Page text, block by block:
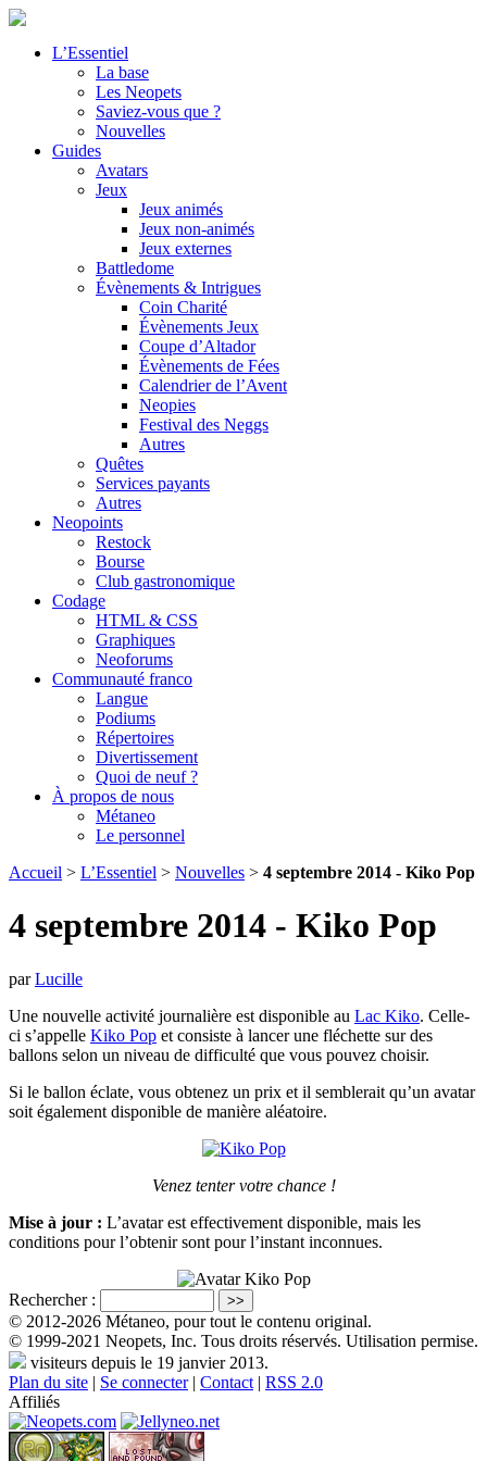
L’Essentiel
La base
Les Neopets
Saviez-vous que ?
Nouvelles
Guides
Avatars
Jeux
Jeux animés
Jeux non-animés
Jeux externes
Battledome
Évènements & Intrigues
Coin Charité
Évènements Jeux
Coupe d’Altador
Évènements de Fées
Calendrier de l’Avent
Neopies
Festival des Neggs
Autres
Quêtes
Services payants
Autres
Neopoints
Restock
Bourse
Club gastronomique
Codage
HTML & CSS
Graphiques
Neoforums
Communauté franco
Langue
Podiums
Répertoires
Divertissement
Quoi de neuf ?
À propos de nous
Métaneo
Le personnel
Accueil > L’Essentiel > Nouvelles > 4 septembre 2014 - Kiko Pop
4 septembre 2014 - Kiko Pop
parLucille
Une nouvelle activité journalière est disponible au Lac Kiko. Celle-
ci s’appelle Kiko Pop et consiste à lancer une fléchette sur des
ballons selon un niveau de difficulté que vous pouvez choisir.
Si le ballon éclate, vous obtenez un prix et il semblerait qu’un avatar
soit également disponible de manière aléatoire.
Venez tenter votre chance !
Mise à jour : L’avatar est effectivement disponible, mais les
conditions pour l’obtenir sont pour l’instant inconnues.
Rechercher :
© 2012-2026 Métaneo, pour tout le contenu original.
© 1999-2021 Neopets, Inc. Tous droits réservés. Utilisation permise.
visiteurs depuis le 19 janvier 2013.
Plan du site | Se connecter| Contact | RSS 2.0
Affiliés